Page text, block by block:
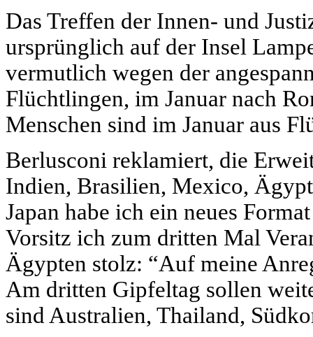
Das Treffen der Innen- und
ursprünglich auf der Insel
vermutlich wegen der
Flüchtlingen, im Januar nach
Menschen sind im Januar aus
Berlusconi reklamiert, die
Indien, Brasilien, Mexico,
Japan habe ich ein neues
Vorsitz ich zum dritten Mal
Ägypten stolz: “Auf meine
Am dritten Gipfeltag sollen
sind Australien, Thailand,